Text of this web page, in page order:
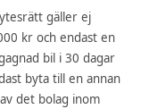
gäller ej
kr och endast en
bil i 30 dagar
byta till en annan
det bolag inom